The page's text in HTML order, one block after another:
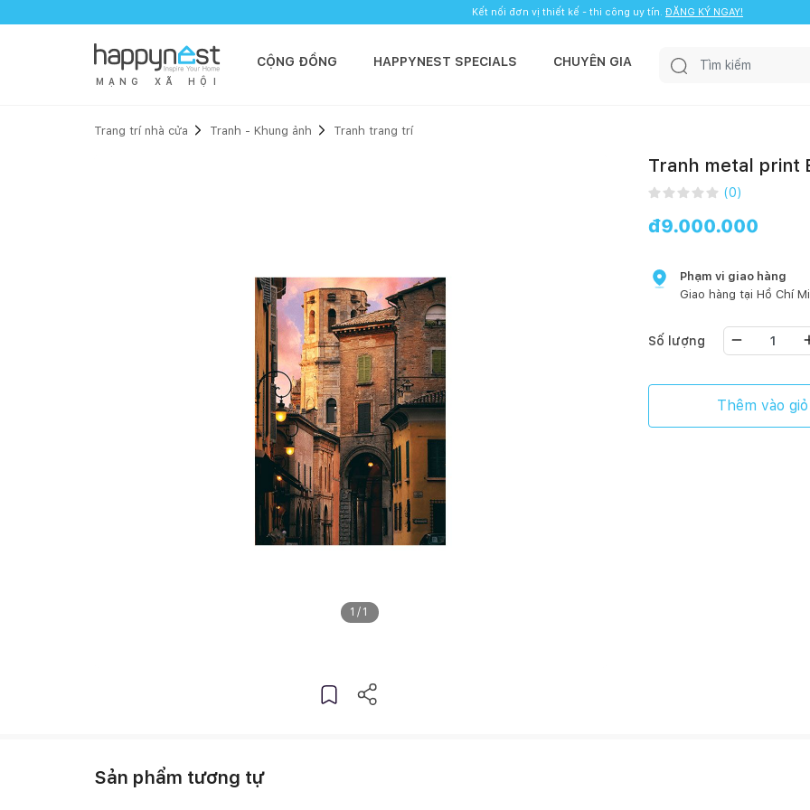
Kết nối đơn vị thiết kế - thi công uy tín. ĐĂNG KÝ NGAY!
M Ạ N G X Ã H Ộ I
CỘNG ĐỒNG HAPPYNEST SPECIALS CHUYÊN GIA
Trang trí nhà cửa Tranh - Khung ảnh Tranh trang trí
1 / 1
Tranh metal print
(0)
đ9.000.000
Phạm vi giao hàng
Giao hàng tại Hồ Chí
Số lượng
Thêm vào giỏ
Sản phẩm tương tự